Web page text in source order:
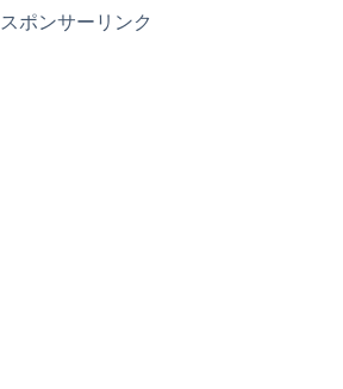
スポンサーリンク